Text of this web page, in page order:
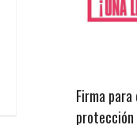
Firma
protección